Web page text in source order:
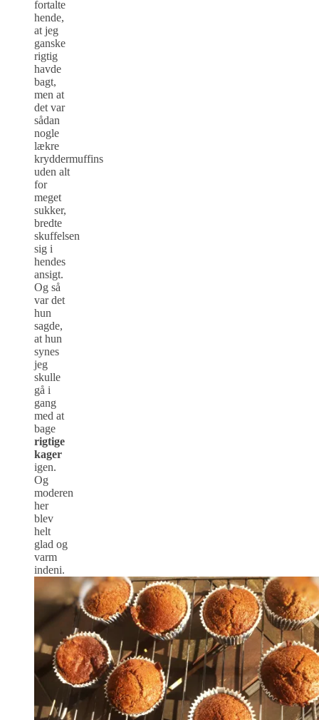
fortalte
hende,
at jeg
ganske
rigtig
havde
bagt,
men at
det var
sådan
nogle
lækre
kryddermuffins
uden alt
for
meget
sukker,
bredte
skuffelsen
sig i
hendes
ansigt.
Og så
var det
hun
sagde,
at hun
synes
jeg
skulle
gå i
gang
med at
bage
rigtige
kager
igen.
Og
moderen
her
blev
helt
glad og
varm
indeni.